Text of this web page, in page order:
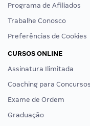
Programa de Afiliados
Trabalhe Conosco
Preferências de Cookies
CURSOS ONLINE
Assinatura Ilimitada
Coaching para Concursos
Exame de Ordem
Graduação